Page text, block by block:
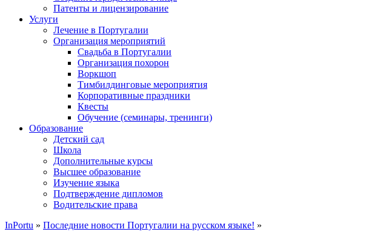
Патенты и лицензирование
Услуги
Лечение в Португалии
Организация мероприятий
Свадьба в Португалии
Организация похорон
Воркшоп
Тимбилдинговые мероприятия
Корпоративные праздники
Квесты
Обучение (семинары, тренинги)
Образование
Детский сад
Школа
Дополнительные курсы
Высшее образование
Изучение языка
Подтверждение дипломов
Водительские права
InPortu » Последние новости Португалии на русском языке! »